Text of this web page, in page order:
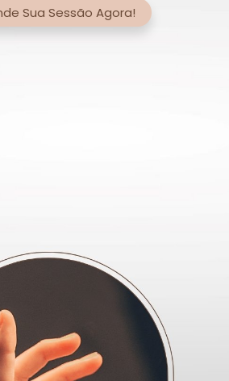
Sua Sessão Agora!